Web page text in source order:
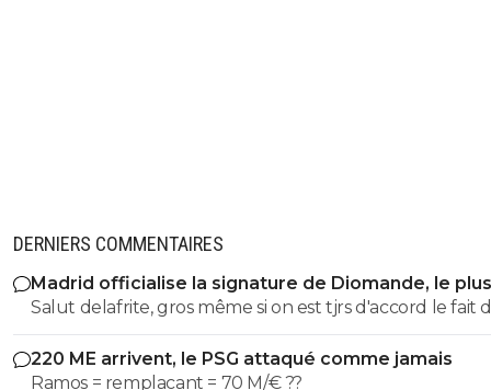
DERNIERS COMMENTAIRES
Madrid officialise la signature de Diomande, le
transfert de son histoire
Salut delafrite, gros même si on est tjrs d'accord le fait
relayer les données perso d'un gars ça reste moyen. À
on se chambre, c'est bon enfant. J'ai rien spécialement
contre verge33 disont même que c'est un peu
220 ME arrivent, le PSG attaqué comme jamais
Ramos = remplacant = 70 M/€ ??